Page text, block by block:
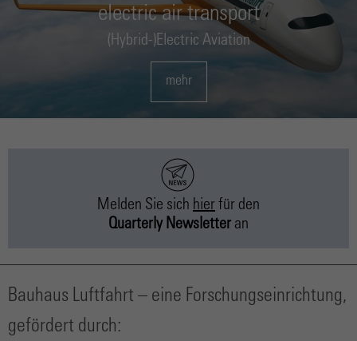
electric air transport
(Hybrid-)Electric Aviation
mehr
Melden Sie sich hier für den
Quarterly Newsletter an
Bauhaus Luftfahrt – eine Forschungseinrichtung,
gefördert durch: